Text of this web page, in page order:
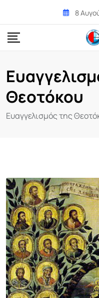
content
8
Θεοτόκου
Ευαγγελισμός της